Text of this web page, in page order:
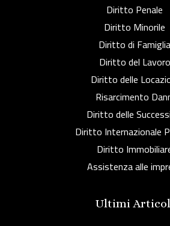
Diritto Penale
Diritto Minorile
Diritto di Famiglia
Diritto del Lavoro
Diritto delle
Risarcimento
Diritto delle
Diritto Internazionale
Diritto
Assistenza alle
Ultimi